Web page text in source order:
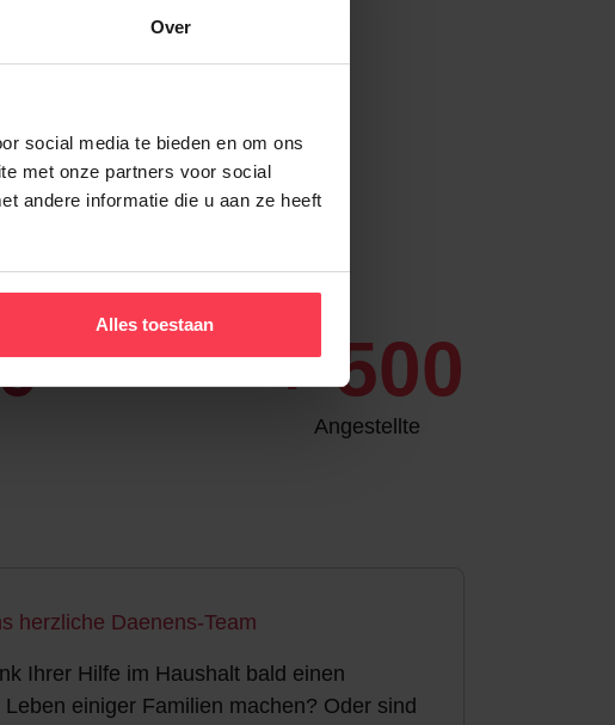
Over
social media te bieden en om ons
met onze partners voor social
andere informatie die u aan ze heeft
Alles toestaan
+500
Angestellte
herzliche Daenens-Team
Ihrer Hilfe im Haushalt bald einen
einiger Familien machen? Oder sind